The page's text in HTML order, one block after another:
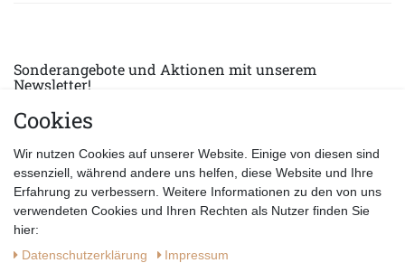
Sonderangebote und Aktionen mit unserem
Newsletter!
E-MAIL *
Datenschutzerklärung
Cookies
Wir nutzen Cookies auf unserer Website. Einige von diesen sind
essenziell, während andere uns helfen, diese Website und Ihre
Erfahrung zu verbessern. Weitere Informationen zu den von uns
verwendeten Cookies und Ihren Rechten als Nutzer finden Sie
hier:
Daten­schutz­erklärung
Impressum